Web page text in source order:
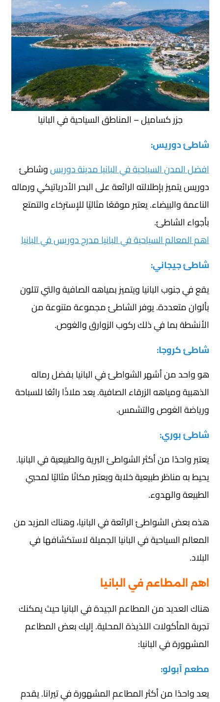
جزر كساميل – المناطق السياحية في البانيا
شاطئ دوريس:
افضل المدن السياحية في البانيا مدينة دوريسوشاطئ
دوريس يتميز بإطلالته الرائعة على البحر الأدرياتيكي ورماله
الناعمة والبيضاء. يعتبر موقعًا مثاليًا للإسترخاء والتمتع
بأجواء الشاطئ.
اهم المعالم السياحية في البانيا مدرج دوريس في البانيا
شاطئ جيجاني:
يقع في جنوب البانيا ويتميز بمياهه الصافية والتي تتلون
بألوان متعددة. يوفر الشاطئ مجموعة متنوعة من
الأنشطة بما في ذلك ركوب الزوارق والغوص.
شاطئ كروجا:
هو واحد من أشهر الشواطئ في البانيا بفضل رماله
الذهبية ومياهه الزرقاء الصافية. يعد ملاذًا رائعًا للسباحة
ورياضة الغوص والتشمس.
شاطئ بوري:
يعتبر واحدًا من أكثر الشواطئ البرية والطبيعية في البانيا.
يحيط به مناظر طبيعية خلابة ويعتبر مكانًا مثاليًا لمحبي
الطبيعة والهدوء.
هذه بعض الشواطئ الرائعة في البانيا، وهناك المزيد من
المعالم السياحية في البانيا الجميلة لاستكشافها في
البلاد.
اهم المطاعم في البانيا
هناك العديد من المطاعم الجيدة في البانيا حيث يمكنك
تجربة المأكولات اللذيذة المحلية. إليك بعض المطاعم
المشهورة في البانيا:
مطعم آبولو:
يعد واحدًا من أكثر المطاعم المشهورة في تيرانا. يقدم